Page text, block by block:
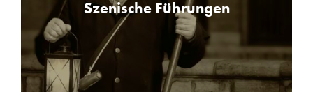
Szenische Führungen